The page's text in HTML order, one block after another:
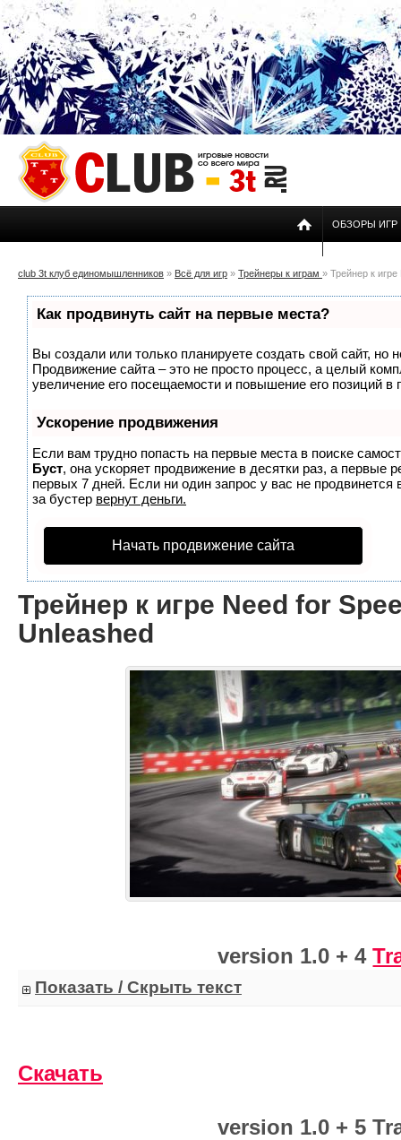
ОБЗОРЫ ИГР
club 3t клуб единомышленников » Всё для игр » Трейнеры к играм » Трейнер к
Как продвинуть сайт на первые места?
Вы создали или только планируете создать свой сайт, но
Продвижение сайта – это не просто процесс, а целый
увеличение его посещаемости и повышение его позиций в
Ускорение продвижения
Если вам трудно попасть на первые места в поиске
Буст, она ускоряет продвижение в десятки раз, а первые
первых 7 дней. Если ни один запрос у вас не продвинется
за бустер вернут деньги.
Начать продвижение сайта
Трейнер к игре Need for
Unleashed
version 1.0 + 4
Показать / Скрыть текст
Скачать
version 1.0 + 5